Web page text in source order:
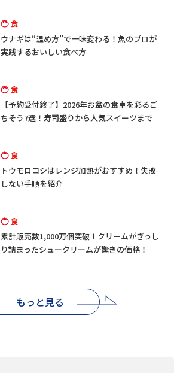
食
ウナギは“温め方”で一味変わる！魚のプロが
実践するおいしい食べ方
食
【予約受付終了】2026年お盆の食卓を彩るご
ちそう7選！寿司盛りから人気スイーツまで
食
トウモロコシはレンジ加熱がおすすめ！失敗
しない手順を紹介
食
累計販売数1,000万個突破！クリームがぎっし
り詰まったシュークリームが驚きの価格！
もっと見る